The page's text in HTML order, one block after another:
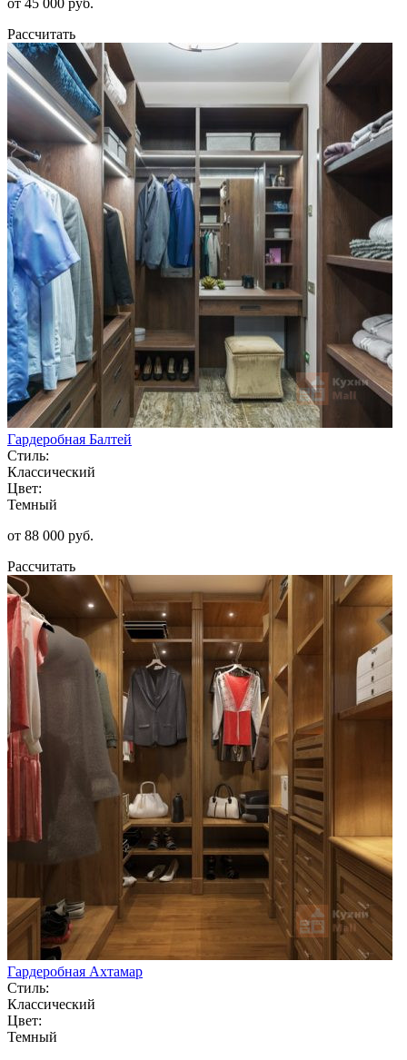
Рассчитать
Гардеробная Балтей
Стиль:
Классический
Цвет:
Темный
от 88 000 руб.
Рассчитать
Гардеробная Ахтамар
Стиль:
Классический
Цвет:
Темный